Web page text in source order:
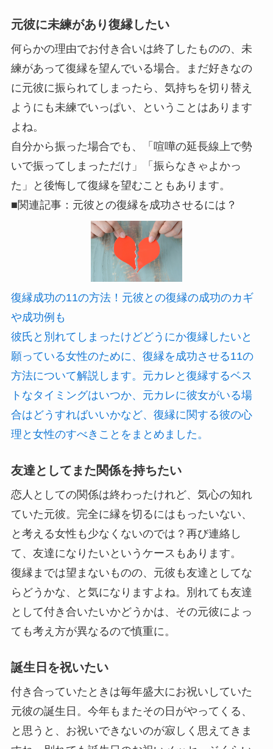
元彼に未練があり復縁したい
何らかの理由でお付き合いは終了したものの、未
練があって復縁を望んでいる場合。まだ好きなの
に元彼に振られてしまったら、気持ちを切り替え
ようにも未練でいっぱい、ということはあります
よね。
自分から振った場合でも、「喧嘩の延長線上で勢
いで振ってしまっただけ」「振らなきゃよかっ
た」と後悔して復縁を望むこともあります。
■関連記事：元彼との復縁を成功させるには？
復縁成功の11の方法！元彼との復縁の成功のカギ
や成功例も
彼氏と別れてしまったけどどうにか復縁したいと
願っている女性のために、復縁を成功させる11の
方法について解説します。元カレと復縁するベス
トなタイミングはいつか、元カレに彼女がいる場
合はどうすればいいかなど、復縁に関する彼の心
理と女性のすべきことをまとめました。
友達としてまた関係を持ちたい
恋人としての関係は終わったけれど、気心の知れ
ていた元彼。完全に縁を切るにはもったいない、
と考える女性も少なくないのでは？再び連絡し
て、友達になりたいというケースもあります。
復縁までは望まないものの、元彼も友達としてな
らどうかな、と気になりますよね。別れても友達
として付き合いたいかどうかは、その元彼によっ
ても考え方が異なるので慎重に。
誕生日を祝いたい
付き合っていたときは毎年盛大にお祝いしていた
元彼の誕生日。今年もまたその日がやってくる、
と思うと、お祝いできないのが寂しく思えてきま